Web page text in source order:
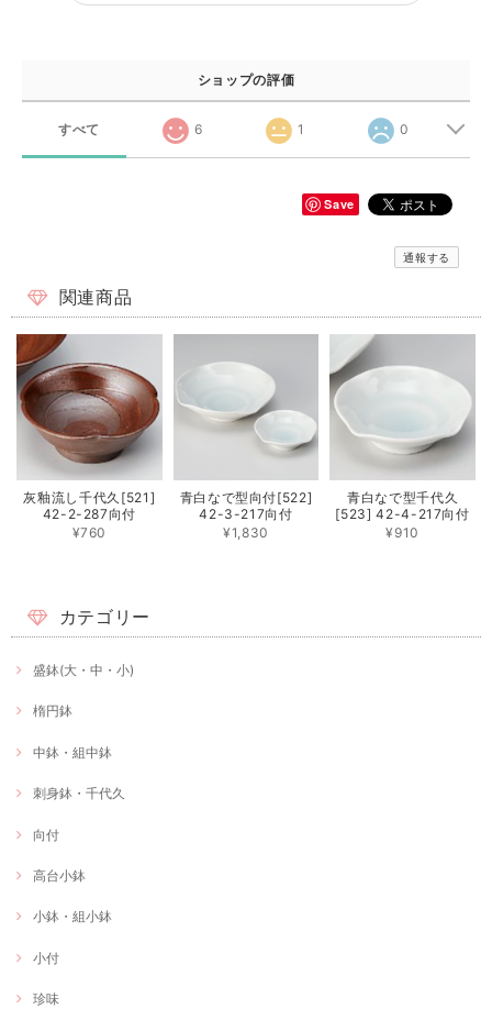
ショップの評価
すべて 6 1 0
Save
通報する
関連商品
灰釉流し千代久[521]
42-2-287向付
¥760
青白なで型向付[522]
42-3-217向付
¥1,830
青白なで型千代久
[523] 42-4-217向付
¥910
カテゴリー
盛鉢(大・中・小)
楕円鉢
中鉢・組中鉢
刺身鉢・千代久
向付
高台小鉢
小鉢・組小鉢
小付
珍味